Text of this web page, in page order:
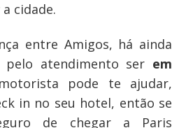
a cidade.
entre Amigos, há ainda
pelo atendimento ser em
pode te ajudar,
in no seu hotel, então se
de chegar a Paris